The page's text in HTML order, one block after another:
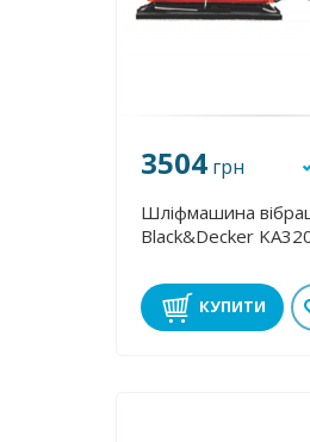
3504 грн
Шліфмашина
Black&Decker
КУПИТИ